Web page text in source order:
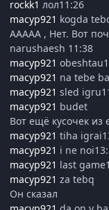
rockk1 лол11:26
macyp921 kogda
ААААА , Нет. Вот
narushaesh 11:38
macyp921
macyp921 na tebe
macyp921 sled
macyp921 budet
Вот ещё кусочек из
macyp921 tiha
macyp921 i ne
macyp921 last
macyp921 za tebq
Он сказал